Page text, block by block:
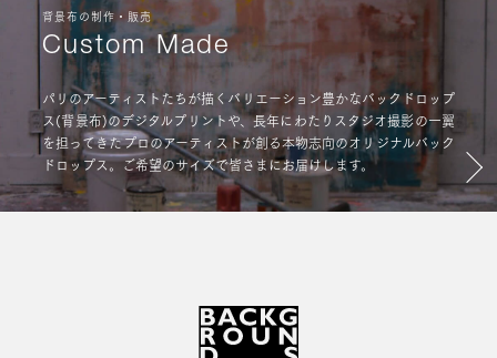
背景布の制作・販売
Custom Made
パリのアーティストたちが描くバリエーション豊かなバックドロップ
ス(背景布)のデジタルプリントや、長年にわたりスタジオ撮影の一翼
を担ってきたプロのアーティストが創る本物志向のオリジナルバック
ドロップス。ご希望のサイズで皆さまにお届けします。